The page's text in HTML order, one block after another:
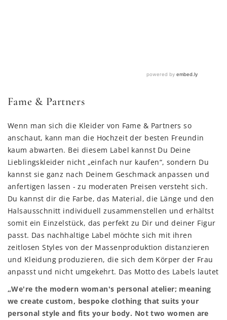
Fame & Partners
Wenn man sich die Kleider von Fame & Partners so
anschaut, kann man die Hochzeit der besten Freundin
kaum abwarten. Bei diesem Label kannst Du Deine
Lieblingskleider nicht „einfach nur kaufen“, sondern Du
kannst sie ganz nach Deinem Geschmack anpassen und
anfertigen lassen - zu moderaten Preisen versteht sich.
Du kannst dir die Farbe, das Material, die Länge und den
Halsausschnitt individuell zusammenstellen und erhältst
somit ein Einzelstück, das perfekt zu Dir und deiner Figur
passt. Das nachhaltige Label möchte sich mit ihren
zeitlosen Styles von der Massenproduktion distanzieren
und Kleidung produzieren, die sich dem Körper der Frau
anpasst und nicht umgekehrt. Das Motto des Labels lautet
„We're the modern woman's personal atelier; meaning
we create custom, bespoke clothing that suits your
personal style and fits your body. Not two women are